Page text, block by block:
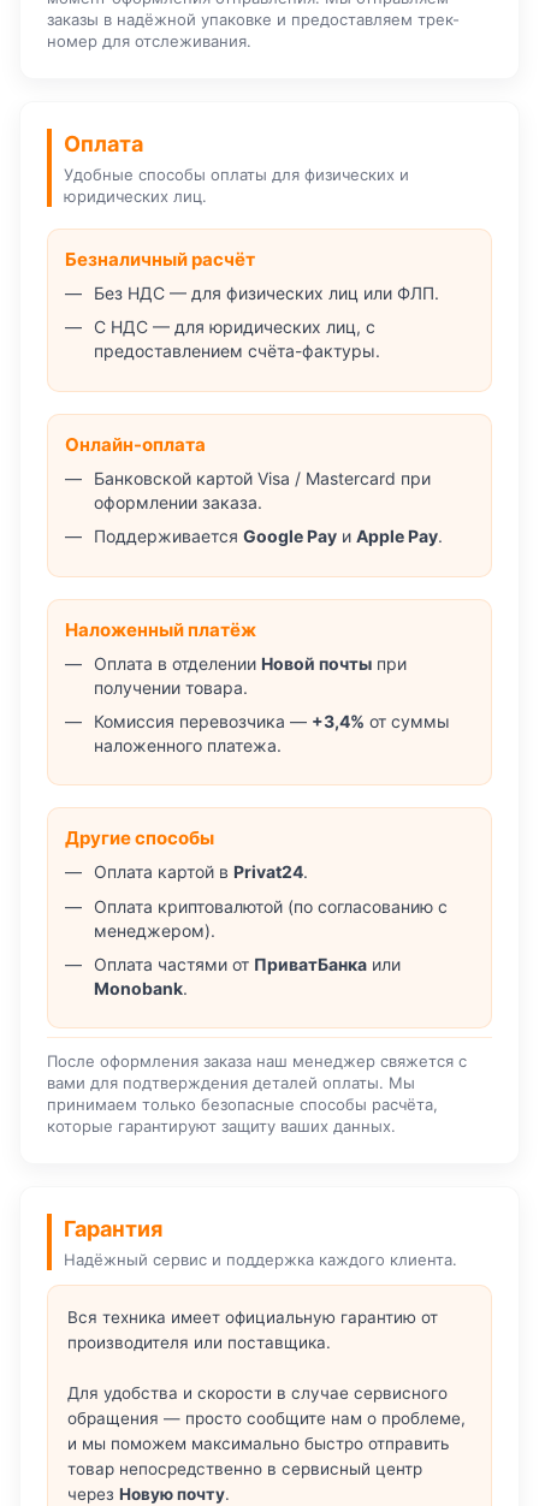
заказы в надёжной упаковке и предоставляем трек-
номер для отслеживания.
Оплата
Удобные способы оплаты для физических и
юридических лиц.
Безналичный расчёт
Без НДС — для физических лиц или ФЛП.
С НДС — для юридических лиц, с
предоставлением счёта-фактуры.
Онлайн-оплата
Банковской картой Visa / Mastercard при
оформлении заказа.
Поддерживается Google Pay и Apple Pay.
Наложенный платёж
Оплата в отделении Новой почты при
получении товара.
Комиссия перевозчика — +3,4% от суммы
наложенного платежа.
Другие способы
Оплата картой в Privat24.
Оплата криптовалютой (по согласованию с
менеджером).
Оплата частями от ПриватБанка или
Monobank.
После оформления заказа наш менеджер свяжется с
вами для подтверждения деталей оплаты. Мы
принимаем только безопасные способы расчёта,
которые гарантируют защиту ваших данных.
Гарантия
Надёжный сервис и поддержка каждого клиента.
Вся техника имеет официальную гарантию от
производителя или поставщика.
Для удобства и скорости в случае сервисного
обращения — просто сообщите нам о проблеме,
и мы поможем максимально быстро отправить
товар непосредственно в сервисный центр
через Новую почту.